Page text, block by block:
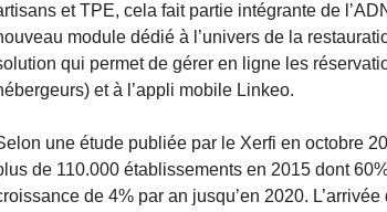
et TPE, cela fait partie intégrante de
module dédié à l’univers de la
qui permet de gérer en ligne les
et à l’appli mobile Linkeo.
une étude publiée par le Xerfi en octobre
de 110.000 établissements en 2015 dont
de 4% par an jusqu’en 2020.